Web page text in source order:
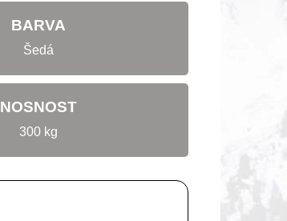
BARVA
Šedá
NOSNOST
300 kg